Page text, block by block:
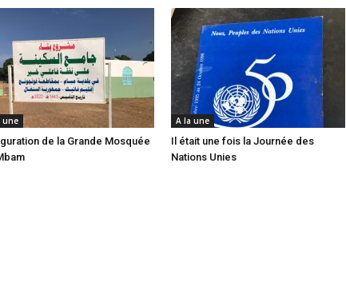
une
de la Grande Mosquée
A la une
Il était une fois la Journée des
Nations Unies